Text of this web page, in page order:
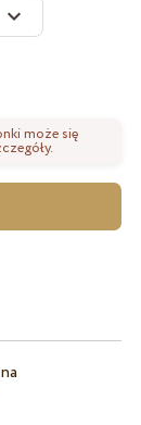
może się